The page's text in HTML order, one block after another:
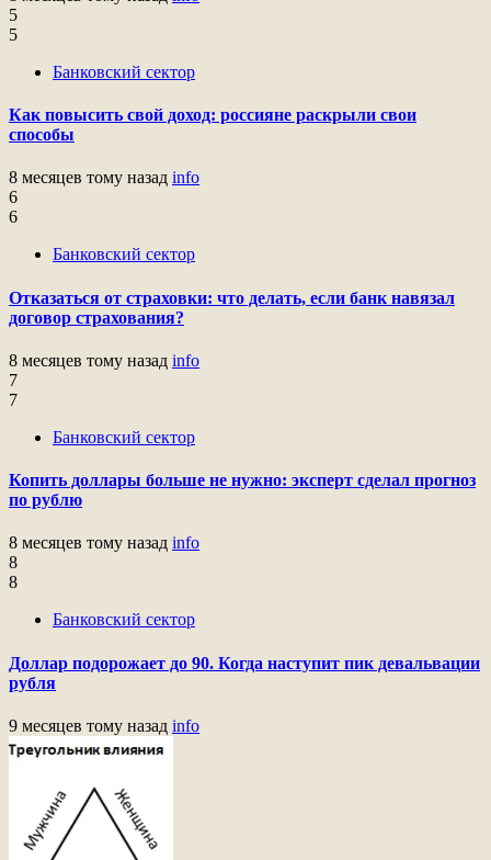
5
5
Банковский сектор
Как повысить свой доход: россияне раскрыли свои
способы
8 месяцев тому назад info
6
6
Банковский сектор
Отказаться от страховки: что делать, если банк навязал
договор страхования?
8 месяцев тому назад info
7
7
Банковский сектор
Копить доллары больше не нужно: эксперт сделал прогноз
по рублю
8 месяцев тому назад info
8
8
Банковский сектор
Доллар подорожает до 90. Когда наступит пик девальвации
рубля
9 месяцев тому назад info